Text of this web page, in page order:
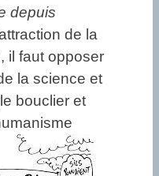
depuis
de la
il faut opposer
la science et
bouclier et